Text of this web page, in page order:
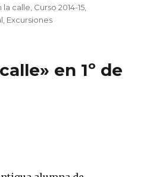
la calle Curso 2014-15
Excursiones
en 1º de